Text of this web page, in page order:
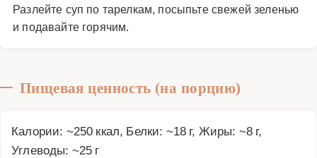
Разлейте суп по тарелкам, посыпьте свежей зеленью
и подавайте горячим.
Пищевая ценность (на порцию)
Калории: ~250 ккал, Белки: ~18 г, Жиры: ~8 г,
Углеводы: ~25 г